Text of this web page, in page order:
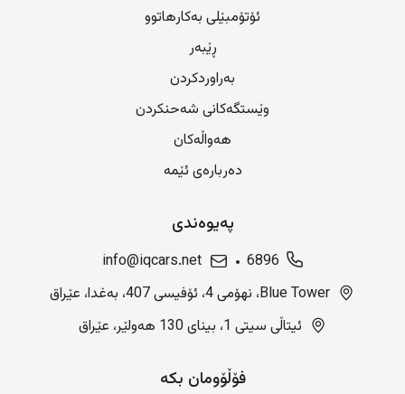
ئۆتۆمبێلی بەکارهاتوو
ڕێبەر
بەراوردکردن
وێستگەکانی شەحنکردن
هەواڵەکان
دەربارەی ئێمە
پەیوەندی
6896
info@iqcars.net
Blue Tower، نهۆمی 4، ئۆفیسی 407، بەغدا، عێراق
ئیتاڵی سیتی 1، بینای 130 هەولێر، عێراق
فۆڵۆومان بکە